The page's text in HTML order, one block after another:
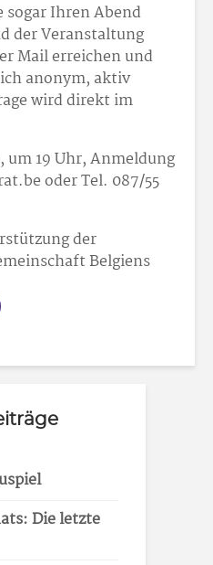
sogar Ihren Abend
der Veranstaltung
Mail erreichen und
anonym, aktiv
wird direkt im
19 Uhr, Anmeldung
oder Tel. 087/55
der
Belgiens
Die letzte